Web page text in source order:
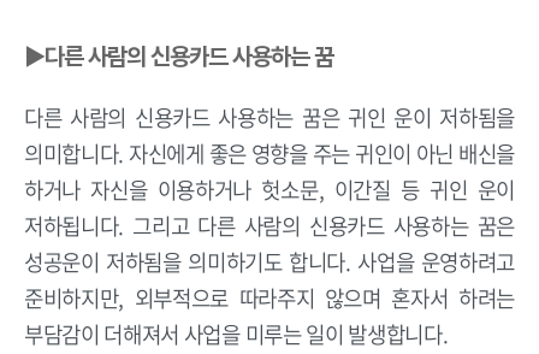
▶다른 사람의 신용카드 사용하는 꿈
다른 사람의 신용카드 사용하는 꿈은 귀인 운이 저하됨을
의미합니다. 자신에게 좋은 영향을 주는 귀인이 아닌 배신을
하거나 자신을 이용하거나 헛소문, 이간질 등 귀인 운이
저하됩니다. 그리고 다른 사람의 신용카드 사용하는 꿈은
성공운이 저하됨을 의미하기도 합니다. 사업을 운영하려고
준비하지만, 외부적으로 따라주지 않으며 혼자서 하려는
부담감이 더해져서 사업을 미루는 일이 발생합니다.